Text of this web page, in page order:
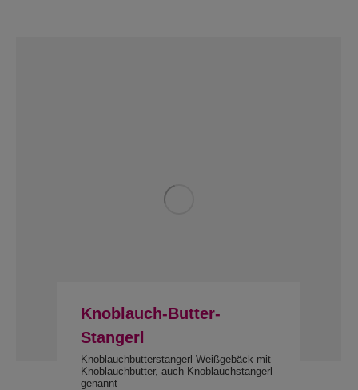
Knoblauch-Butter-
Stangerl
Knoblauchbutterstangerl Weißgebäck mit
Knoblauchbutter, auch Knoblauchstangerl
genannt